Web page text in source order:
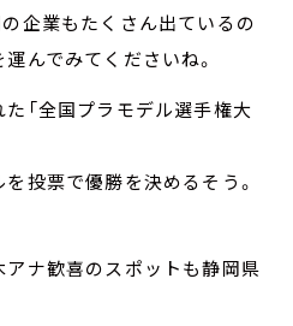
企業もたくさん出ているの
んでみてくださいね。
「全国プラモデル選手権大
投票で優勝を決めるそう。
ナ歓喜のスポットも静岡県